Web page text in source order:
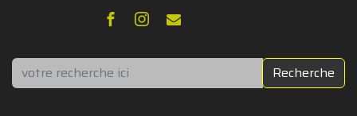
Rechercher Recherche